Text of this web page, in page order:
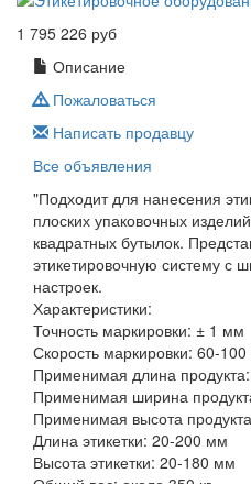
1 795 226 руб
Описание
Пожаловаться
Написать продавцу
Все объявления
"Подходит для нанесения
плоских упаковочных
квадратных бутылок.
этикетировочную систему с
настроек.
Характеристики:
Точность маркировки: ± 1 мм
Скорость маркировки: 60-
Применимая длина
Применимая ширина
Применимая высота
Длина этикетки: 20-200 мм
Высота этикетки: 20-180 мм